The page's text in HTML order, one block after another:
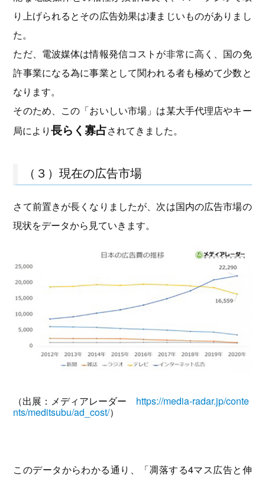
り上げられるとその広告効果は凄まじいものがありまし
た。
ただ、電波媒体は情報発信コストが非常に高く、国の免
許事業になる為に事業として関われる者も極めて少数と
なります。
そのため、この「おいしい市場」は某大手代理店やキー
局により長らく寡占されてきました。
（３）現在の広告市場
さて前置きが長くなりましたが、次は国内の広告市場の
現状をデータから見ていきます。
（出展：メディアレーダー https://media-radar.jp/conte
nts/meditsubu/ad_cost/）
このデータからわかる通り、「凋落する4マス広告と伸